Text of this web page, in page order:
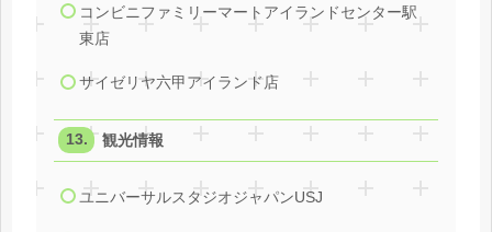
コンビニファミリーマートアイランドセンター駅
東店
サイゼリヤ六甲アイランド店
観光情報
ユニバーサルスタジオジャパンUSJ